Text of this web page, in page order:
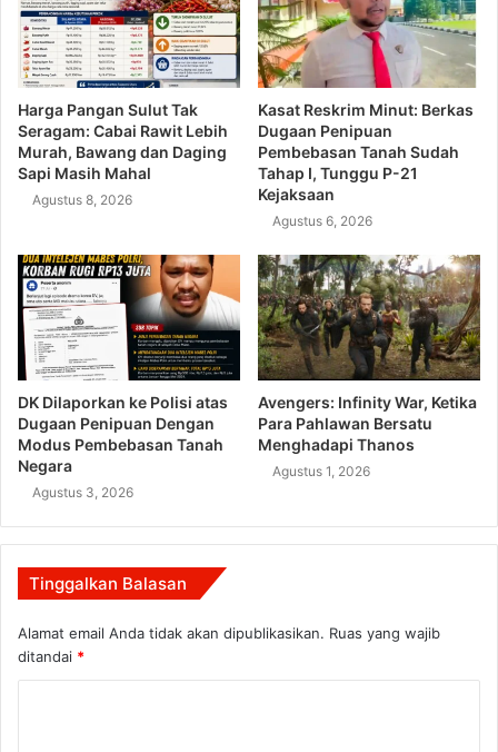
Harga Pangan Sulut Tak
Seragam: Cabai Rawit Lebih
Murah, Bawang dan Daging
Sapi Masih Mahal
Agustus 8, 2026
Kasat Reskrim Minut: Berkas
Dugaan Penipuan
Pembebasan Tanah Sudah
Tahap I, Tunggu P-21
Kejaksaan
Agustus 6, 2026
DK Dilaporkan ke Polisi atas
Dugaan Penipuan Dengan
Modus Pembebasan Tanah
Negara
Agustus 3, 2026
Avengers: Infinity War, Ketika
Para Pahlawan Bersatu
Menghadapi Thanos
Agustus 1, 2026
Tinggalkan Balasan
Alamat email Anda tidak akan dipublikasikan. Ruas yang wajib
ditandai *